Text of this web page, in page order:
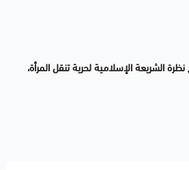
الشريعة الإسلامية لحرية تنقل المرأة،
بذلك، والنظرة الشرعيّة الإسلامية
المطلقة -فيما يتعلق بتنقلها، واختيار